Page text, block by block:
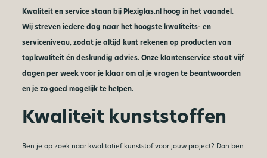
Kwaliteit en service staan bij Plexiglas.nl hoog in het vaandel.
Wij streven iedere dag naar het hoogste kwaliteits- en
serviceniveau, zodat je altijd kunt rekenen op producten van
topkwaliteit én deskundig advies. Onze klantenservice staat vijf
dagen per week voor je klaar om al je vragen te beantwoorden
en je zo goed mogelijk te helpen.
Kwaliteit kunststoffen
Ben je op zoek naar kwalitatief kunststof voor jouw project? Dan ben